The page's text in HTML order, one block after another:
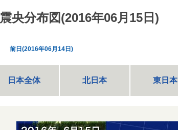
震央分布図(2016年06月15日)
前日(2016年06月14日)
日本全体 北日本 東日本